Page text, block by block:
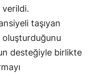
verildi.
taşıyan
oluşturduğunu
desteğiyle birlikte